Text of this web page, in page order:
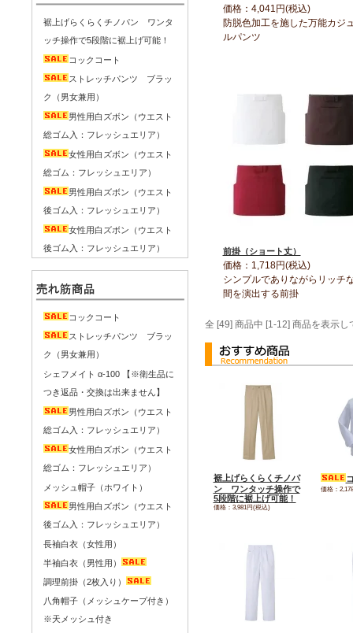
価格：4,041円(税込)
防脱色加工を施した万能カジ
ルパンツ
前掛（ショート丈）
価格：1,718円(税込)
シンプルでありながらリッチ
間を演出する前掛
全 [49] 商品中 [1-12] 商品を表示
裾上げらくらくチノパ
ン ワンタッチ操作で
5段階に裾上げ可能！
価格：3,981円(税込)
価格：
裾上げらくらくチノパン ワンタ
ッチ操作で5段階に裾上げ可能！
コックコート
ストレッチパンツ ブラッ
ク（男女兼用）
男性用白ズボン（ウエスト
総ゴム入：フレッシュエリア）
女性用白ズボン（ウエスト
総ゴム：フレッシュエリア）
男性用白ズボン（ウエスト
後ゴム入：フレッシュエリア）
女性用白ズボン（ウエスト
後ゴム入：フレッシュエリア）
コックコート
ストレッチパンツ ブラッ
ク（男女兼用）
シェフメイト α-100 【※衛生品に
つき返品・交換は出来ません】
男性用白ズボン（ウエスト
総ゴム入：フレッシュエリア）
女性用白ズボン（ウエスト
総ゴム：フレッシュエリア）
メッシュ帽子（ホワイト）
男性用白ズボン（ウエスト
後ゴム入：フレッシュエリア）
長袖白衣（女性用）
半袖白衣（男性用）
調理前掛（2枚入り）
八角帽子（メッシュケープ付き）
※天メッシュ付き